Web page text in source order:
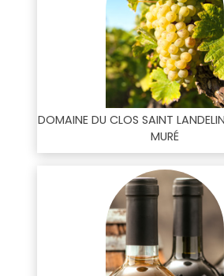
DOMAINE DU CLOS SAINT
MURÉ